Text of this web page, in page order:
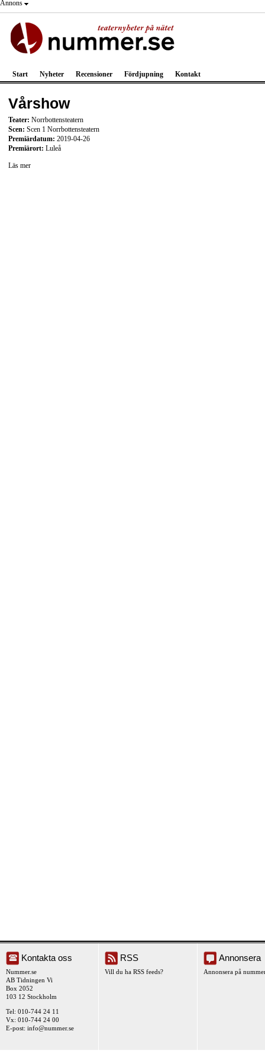
Annons
Start Nyheter Recensioner Fördjupning Kontakt
Vårshow
Teater: Norrbottensteatern
Scen: Scen 1 Norrbottensteatern
Premiärdatum: 2019-04-26
Premiärort: Luleå
Läs mer
Kontakta oss
Nummer.se
AB Tidningen Vi
Box 2052
103 12 Stockholm
Tel: 010-744 24 11
Vx: 010-744 24 00
E-post: info@nummer.se
RSS
Vill du ha RSS feeds?
Annonsera
Annonsera på